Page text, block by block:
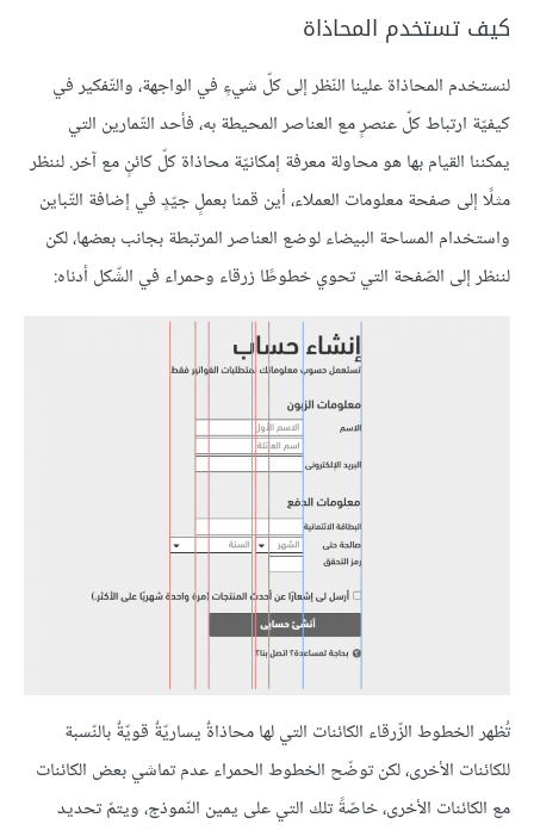
كيف تستخدم المحاذاة
لنستخدم المحاذاة علينا النّظر إلى كلّ شيءٍ في الواجهة، والتّفكير في
كيفيّة ارتباط كلّ عنصرٍ مع العناصر المحيطة به، فأحد التّمارين التي
يمكننا القيام بها هو محاولة معرفة إمكانيّة محاذاة كلّ كائنٍ مع آخر. لننظر
مثلًا إلى صفحة معلومات العملاء، أين قمنا بعملٍ جيّدٍ في إضافة التّباين
واستخدام المساحة البيضاء لوضع العناصر المرتبطة بجانب بعضها، لكن
لننظر إلى الصّفحة التي تحوي خطوطًا زرقاء وحمراء في الشّكل أدناه:
تُظهر الخطوط الزّرقاء الكائنات التي لها محاذاةٌ يساريّةٌ قويّةٌ بالنّسبة
للكائنات الأخرى، لكن توضّح الخطوط الحمراء عدم تماشي بعض الكائنات
مع الكائنات الأخرى، خاصّةً تلك التي على يمين النّموذج، ويتمّ تحديد